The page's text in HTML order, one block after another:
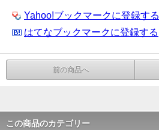
Yahoo!ブックマークに登録する
はてなブックマークに登録する
前の商品へ
この商品のカテゴリー